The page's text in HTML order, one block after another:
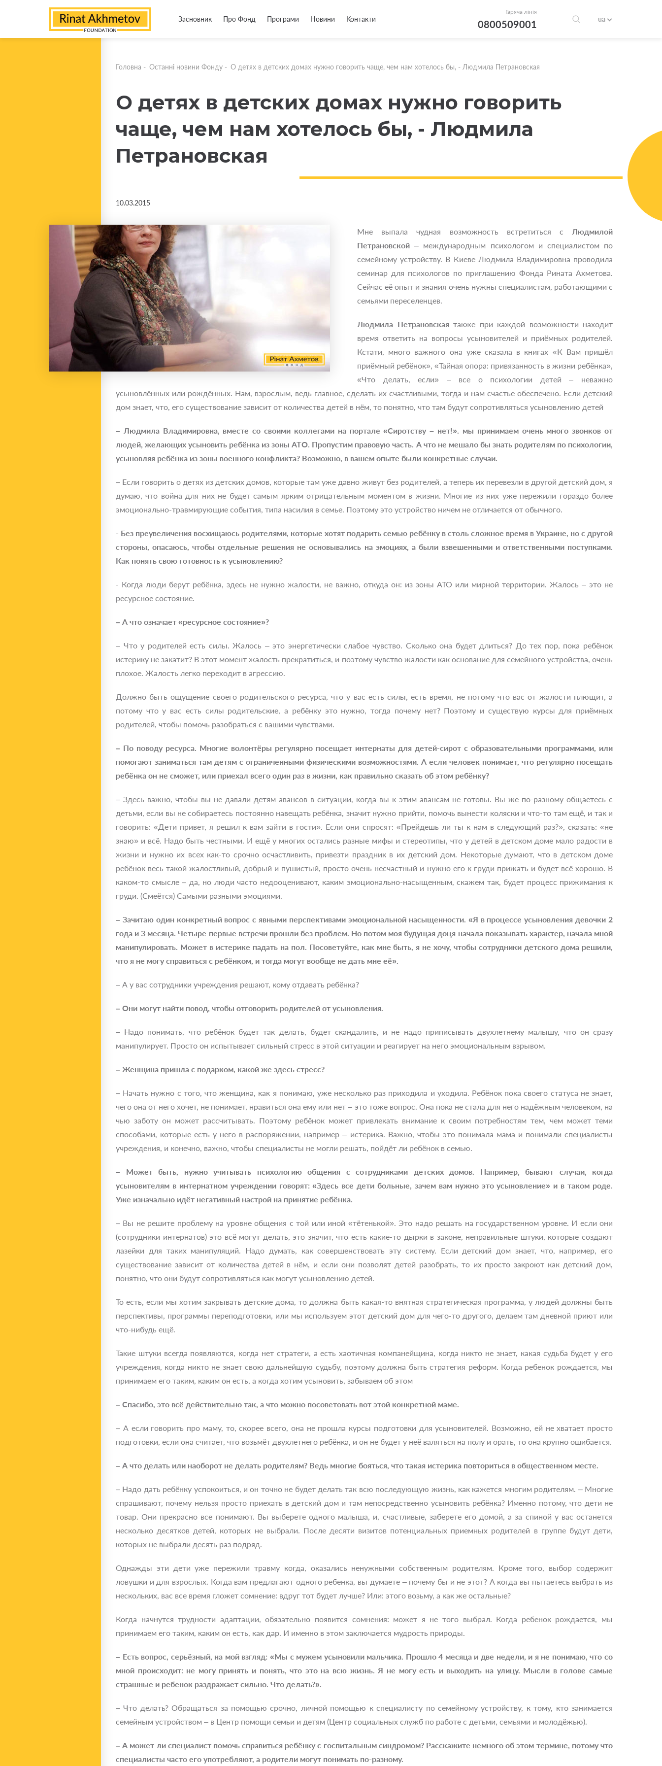
Засновник Про Фонд Програми Новини Контакти
Гаряча лінія
0800509001 ua
Головна - Останні новини Фонду - О детях в детских домах нужно говорить чаще, чем нам хотелось бы, - Людмила Петрановская
О детях в детских домах нужно говорить
чаще, чем нам хотелось бы, - Людмила
Петрановская
10.03.2015
Мне выпала чудная возможность встретиться с Людмилой
Петрановской – международным психологом и специалистом по
семейному устройству. В Киеве Людмила Владимировна проводила
семинар для психологов по приглашению Фонда Рината Ахметова.
Сейчас её опыт и знания очень нужны специалистам, работающими с
семьями переселенцев.
Людмила Петрановская также при каждой возможности находит
время ответить на вопросы усыновителей и приёмных родителей.
Кстати, много важного она уже сказала в книгах «К Вам пришёл
приёмный ребёнок», «Тайная опора: привязанность в жизни ребёнка»,
«Что делать, если» – все о психологии детей – неважно
усыновлённых или рождённых. Нам, взрослым, ведь главное, сделать их счастливыми, тогда и нам счастье обеспечено. Если детский
дом знает, что, его существование зависит от количества детей в нём, то понятно, что там будут сопротивляться усыновлению детей
– Людмила Владимировна, вместе со своими коллегами на портале «Сиротству – нет!». мы принимаем очень много звонков от
людей, желающих усыновить ребёнка из зоны АТО. Пропустим правовую часть. А что не мешало бы знать родителям по психологии,
усыновляя ребёнка из зоны военного конфликта? Возможно, в вашем опыте были конкретные случаи.
– Если говорить о детях из детских домов, которые там уже давно живут без родителей, а теперь их перевезли в другой детский дом, я
думаю, что война для них не будет самым ярким отрицательным моментом в жизни. Многие из них уже пережили гораздо более
эмоционально-травмирующие события, типа насилия в семье. Поэтому это устройство ничем не отличается от обычного.
- Без преувеличения восхищаюсь родителями, которые хотят подарить семью ребёнку в столь сложное время в Украине, но с другой
стороны, опасаюсь, чтобы отдельные решения не основывались на эмоциях, а были взвешенными и ответственными поступками.
Как понять свою готовность к усыновлению?
- Когда люди берут ребёнка, здесь не нужно жалости, не важно, откуда он: из зоны АТО или мирной территории. Жалось – это не
ресурсное состояние.
– А что означает «ресурсное состояние»?
– Что у родителей есть силы. Жалось – это энергетически слабое чувство. Сколько она будет длиться? До тех пор, пока ребёнок
истерику не закатит? В этот момент жалость прекратиться, и поэтому чувство жалости как основание для семейного устройства, очень
плохое. Жалость легко переходит в агрессию.
Должно быть ощущение своего родительского ресурса, что у вас есть силы, есть время, не потому что вас от жалости плющит, а
потому что у вас есть силы родительские, а ребёнку это нужно, тогда почему нет? Поэтому и существую курсы для приёмных
родителей, чтобы помочь разобраться с вашими чувствами.
– По поводу ресурса. Многие волонтёры регулярно посещает интернаты для детей-сирот с образовательными программами, или
помогают заниматься там детям с ограниченными физическими возможностями. А если человек понимает, что регулярно посещать
ребёнка он не сможет, или приехал всего один раз в жизни, как правильно сказать об этом ребёнку?
– Здесь важно, чтобы вы не давали детям авансов в ситуации, когда вы к этим авансам не готовы. Вы же по-разному общаетесь с
детьми, если вы не собираетесь постоянно навещать ребёнка, значит нужно прийти, помочь вынести коляски и что-то там ещё, и так и
говорить: «Дети привет, я решил к вам зайти в гости». Если они спросят: «Прейдешь ли ты к нам в следующий раз?», сказать: «не
знаю» и всё. Надо быть честными. И ещё у многих остались разные мифы и стереотипы, что у детей в детском доме мало радости в
жизни и нужно их всех как-то срочно осчастливить, привезти праздник в их детский дом. Некоторые думают, что в детском доме
ребёнок весь такой жалостливый, добрый и пушистый, просто очень несчастный и нужно его к груди прижать и будет всё хорошо. В
каком-то смысле – да, но люди часто недооценивают, каким эмоционально-насыщенным, скажем так, будет процесс прижимания к
груди. (Смеётся) Самыми разными эмоциями.
– Зачитаю один конкретный вопрос с явными перспективами эмоциональной насыщенности. «Я в процессе усыновления девочки 2
года и 3 месяца. Четыре первые встречи прошли без проблем. Но потом моя будущая доця начала показывать характер, начала мной
манипулировать. Может в истерике падать на пол. Посоветуйте, как мне быть, я не хочу, чтобы сотрудники детского дома решили,
что я не могу справиться с ребёнком, и тогда могут вообще не дать мне её».
– А у вас сотрудники учреждения решают, кому отдавать ребёнка?
– Они могут найти повод, чтобы отговорить родителей от усыновления.
– Надо понимать, что ребёнок будет так делать, будет скандалить, и не надо приписывать двухлетнему малышу, что он сразу
манипулирует. Просто он испытывает сильный стресс в этой ситуации и реагирует на него эмоциональным взрывом.
– Женщина пришла с подарком, какой же здесь стресс?
– Начать нужно с того, что женщина, как я понимаю, уже несколько раз приходила и уходила. Ребёнок пока своего статуса не знает,
чего она от него хочет, не понимает, нравиться она ему или нет – это тоже вопрос. Она пока не стала для него надёжным человеком, на
чью заботу он может рассчитывать. Поэтому ребёнок может привлекать внимание к своим потребностям тем, чем может теми
способами, которые есть у него в распоряжении, например – истерика. Важно, чтобы это понимала мама и понимали специалисты
учреждения, и конечно, важно, чтобы специалисты не могли решать, пойдёт ли ребёнок в семью.
– Может быть, нужно учитывать психологию общения с сотрудниками детских домов. Например, бывают случаи, когда
усыновителям в интернатном учреждении говорят: «Здесь все дети больные, зачем вам нужно это усыновление» и в таком роде.
Уже изначально идёт негативный настрой на принятие ребёнка.
– Вы не решите проблему на уровне общения с той или иной «тётенькой». Это надо решать на государственном уровне. И если они
(сотрудники интернатов) это всё могут делать, это значит, что есть какие-то дырки в законе, неправильные штуки, которые создают
лазейки для таких манипуляций. Надо думать, как совершенствовать эту систему. Если детский дом знает, что, например, его
существование зависит от количества детей в нём, и если они позволят детей разобрать, то их просто закроют как детский дом,
понятно, что они будут сопротивляться как могут усыновлению детей.
То есть, если мы хотим закрывать детские дома, то должна быть какая-то внятная стратегическая программа, у людей должны быть
перспективы, программы переподготовки, или мы используем этот детский дом для чего-то другого, делаем там дневной приют или
что-нибудь ещё.
Такие штуки всегда появляются, когда нет стратеги, а есть хаотичная компанейщина, когда никто не знает, какая судьба будет у его
учреждения, когда никто не знает свою дальнейшую судьбу, поэтому должна быть стратегия реформ. Когда ребенок рождается, мы
принимаем его таким, каким он есть, а когда хотим усыновить, забываем об этом
– Спасибо, это всё действительно так, а что можно посоветовать вот этой конкретной маме.
– А если говорить про маму, то, скорее всего, она не прошла курсы подготовки для усыновителей. Возможно, ей не хватает просто
подготовки, если она считает, что возьмёт двухлетнего ребёнка, и он не будет у неё валяться на полу и орать, то она крупно ошибается.
– А что делать или наоборот не делать родителям? Ведь многие бояться, что такая истерика повториться в общественном месте.
– Надо дать ребёнку успокоиться, и он точно не будет делать так всю последующую жизнь, как кажется многим родителям. – Многие
спрашивают, почему нельзя просто приехать в детский дом и там непосредственно усыновить ребёнка? Именно потому, что дети не
товар. Они прекрасно все понимают. Вы выберете одного малыша, и, счастливые, заберете его домой, а за спиной у вас останется
несколько десятков детей, которых не выбрали. После десяти визитов потенциальных приемных родителей в группе будут дети,
которых не выбрали десять раз подряд.
Однажды эти дети уже пережили травму когда, оказались ненужными собственным родителям. Кроме того, выбор содержит
ловушки и для взрослых. Когда вам предлагают одного ребенка, вы думаете – почему бы и не этот? А когда вы пытаетесь выбрать из
нескольких, вас все время гложет сомнение: вдруг тот будет лучше? Или: этого возьму, а как же остальные?
Когда начнутся трудности адаптации, обязательно появится сомнения: может я не того выбрал. Когда ребенок рождается, мы
принимаем его таким, каким он есть, как дар. И именно в этом заключается мудрость природы.
– Есть вопрос, серьёзный, на мой взгляд: «Мы с мужем усыновили мальчика. Прошло 4 месяца и две недели, и я не понимаю, что со
мной происходит: не могу принять и понять, что это на всю жизнь. Я не могу есть и выходить на улицу. Мысли в голове самые
страшные и ребенок раздражает сильно. Что делать?».
– Что делать? Обращаться за помощью срочно, личной помощью к специалисту по семейному устройству, к тому, кто занимается
семейным устройством – в Центр помощи семьи и детям (Центр социальных служб по работе с детьми, семьями и молодёжью).
– А может ли специалист помочь справиться ребёнку с госпитальным синдромом? Расскажите немного об этом термине, потому что
специалисты часто его употребляют, а родители могут понимать по-разному.